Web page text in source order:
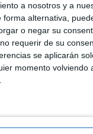
a nosotros y a
forma alternativa,
o negar su
requerir de su
se aplicarán
momento